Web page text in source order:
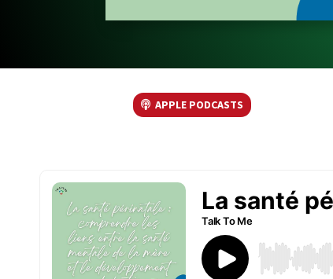
APPLE PODCASTS